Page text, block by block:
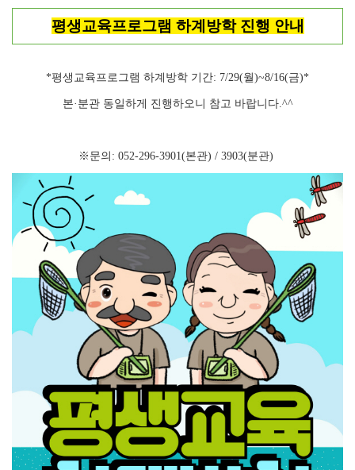
평생교육프로그램 하계방학 진행 안내
*평생교육프로그램 하계방학 기간: 7/29(월)~8/16(금)*
본·분관 동일하게 진행하오니 참고 바랍니다.^^
※문의: 052-296-3901(본관) / 3903(분관)